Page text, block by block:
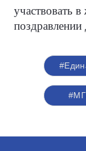
участвовать